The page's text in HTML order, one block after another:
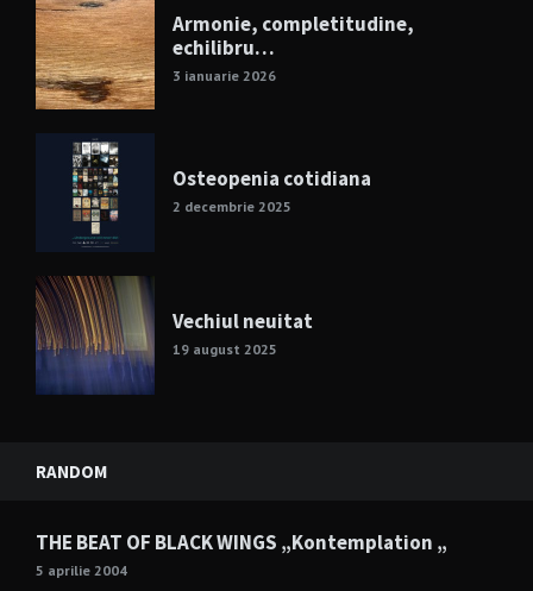
Armonie, completitudine,
echilibru…
3 ianuarie 2026
Osteopenia cotidiana
2 decembrie 2025
Vechiul neuitat
19 august 2025
RANDOM
THE BEAT OF BLACK WINGS „Kontemplation „
5 aprilie 2004